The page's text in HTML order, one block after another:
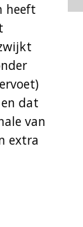
heeft
dat
van
extra